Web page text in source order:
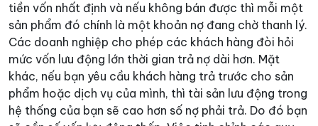
tiền vốn nhất định và nếu không bán được thì mỗi một
sản phẩm đó chính là một khoản nợ đang chờ thanh lý.
Các doanh nghiệp cho phép các khách hàng đòi hỏi
mức vốn lưu động lớn thời gian trả nợ dài hơn. Mặt
khác, nếu bạn yêu cầu khách hàng trả trước cho sản
phẩm hoặc dịch vụ của mình, thì tài sản lưu động trong
hệ thống của bạn sẽ cao hơn số nợ phải trả. Do đó bạn